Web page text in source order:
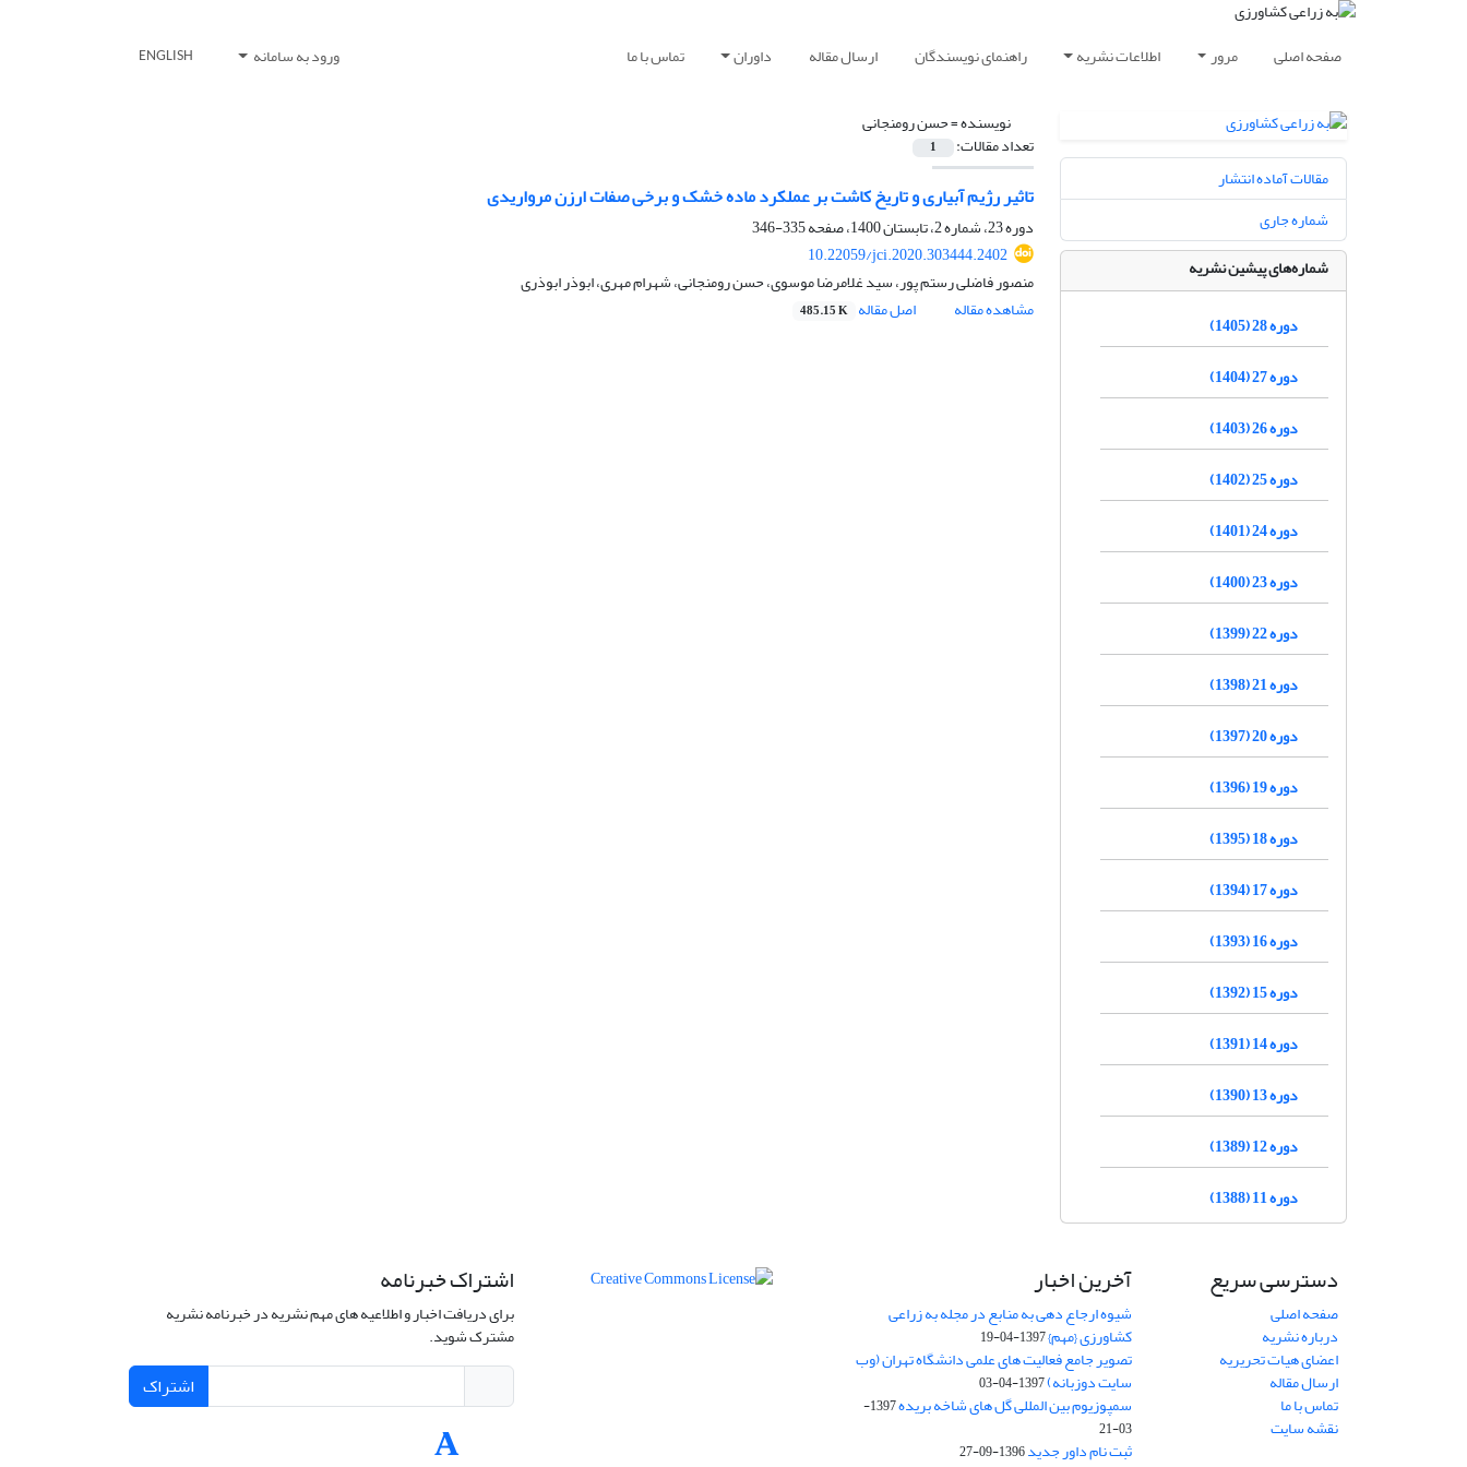
صفحه اصلی مرور اطلاعات نشریه راهنمای نویسندگان ارسال مقاله داوران تماس با ما ورود به سامانه ENGLISH
نویسنده =حسن رومنجانی
تعداد مقالات: 1
تاثیر رژیم آبیاری و تاریخ کاشت بر عملکرد ماده خشک و برخی صفات ارزن مرواریدی
دوره 23، شماره 2، تابستان 1400، صفحه
335-346
10.22059/jci.2020.303444.2402
منصور فاضلی رستم پور، سید غلامرضا موسوی، حسن رومنجانی، شهرام مهری، ابوذر ابوذری
مشاهده مقاله
اصل مقاله 485.15 K
مقالات آماده انتشار
شماره جاری
شماره‌های پیشین نشریه
دوره 28 (1405)
دوره 27 (1404)
دوره 26 (1403)
دوره 25 (1402)
دوره 24 (1401)
دوره 23 (1400)
دوره 22 (1399)
دوره 21 (1398)
دوره 20 (1397)
دوره 19 (1396)
دوره 18 (1395)
دوره 17 (1394)
دوره 16 (1393)
دوره 15 (1392)
دوره 14 (1391)
دوره 13 (1390)
دوره 12 (1389)
دوره 11 (1388)
دسترسی سریع
صفحه اصلی
درباره نشریه
اعضای هیات تحریریه
ارسال مقاله
تماس با ما
نقشه سایت
آخرین اخبار
شیوه ارجاع دهی به منابع در مجله به زراعی
کشاورزی {مهم}1397-04-19
تصویر جامع فعالیت های علمی دانشگاه تهران (وب
سایت دوزبانه)1397-04-03
سمپوزیوم بین المللی گل های شاخه بریده
1397-
03-21
ثبت نام داور جدید1396-09-27
اشتراک خبرنامه
برای دریافت اخبار و اطلاعیه های مهم نشریه در خبرنامه نشریه
مشترک شوید.
اشتراک